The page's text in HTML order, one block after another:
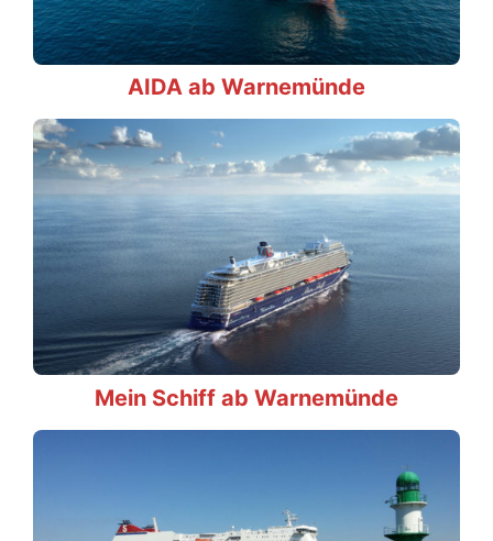
AIDA ab Warnemünde
Mein Schiff ab Warnemünde